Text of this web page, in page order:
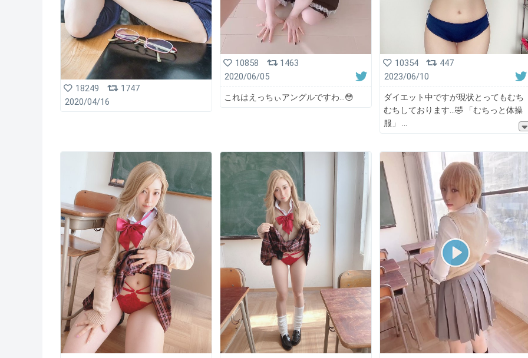
18249
1747
2020/04/16
10858
1463
2020/06/05
これはえっちぃアングルですわ…😳
10354
447
2023/06/10
ダイエット中ですが現状とってもむち
むちしております…🤣 「むちっと体操
服」